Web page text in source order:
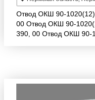
Отвод ОКШ 90-
00 Отвод ОКШ 90-
390, 00 Отвод ОКШ 90-